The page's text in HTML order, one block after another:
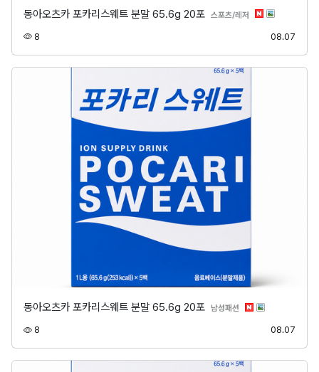
동아오츠카 포카리스웨트 분말 65.6g 20포 스포츠/레저 분류
8 08.07
동아오츠카 포카리스웨트 분말 65.6g 20포 남성패션 분류
8 08.07